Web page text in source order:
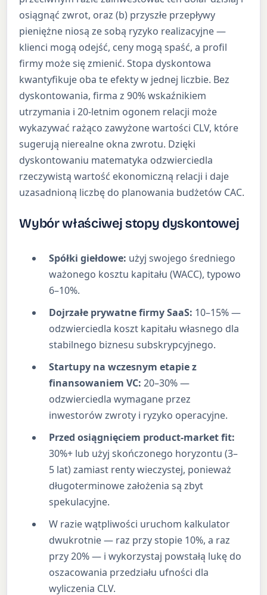
osiągnąć zwrot, oraz (b) przyszłe przepływy
pieniężne niosą ze sobą ryzyko realizacyjne —
klienci mogą odejść, ceny mogą spaść, a profil
firmy może się zmienić. Stopa dyskontowa
kwantyfikuje oba te efekty w jednej liczbie. Bez
dyskontowania, firma z 90% wskaźnikiem
utrzymania i 20-letnim ogonem relacji może
wykazywać rażąco zawyżone wartości CLV, które
sugerują nierealne okna zwrotu. Dzięki
dyskontowaniu matematyka odzwierciedla
rzeczywistą wartość ekonomiczną relacji i daje
uzasadnioną liczbę do planowania budżetów CAC.
Wybór właściwej stopy dyskontowej
Spółki giełdowe: użyj swojego średniego
ważonego kosztu kapitału (WACC), typowo
6–10%.
Dojrzałe prywatne firmy SaaS: 10–15% —
odzwierciedla koszt kapitału własnego dla
stabilnego biznesu subskrypcyjnego.
Startupy na wczesnym etapie z
finansowaniem VC: 20–30% —
odzwierciedla wymagane przez
inwestorów zwroty i ryzyko operacyjne.
Przed osiągnięciem product-market fit:
30%+ lub użyj skończonego horyzontu (3–
5 lat) zamiast renty wieczystej, ponieważ
długoterminowe założenia są zbyt
spekulacyjne.
W razie wątpliwości uruchom kalkulator
dwukrotnie — raz przy stopie 10%, a raz
przy 20% — i wykorzystaj powstałą lukę do
oszacowania przedziału ufności dla
wyliczenia CLV.